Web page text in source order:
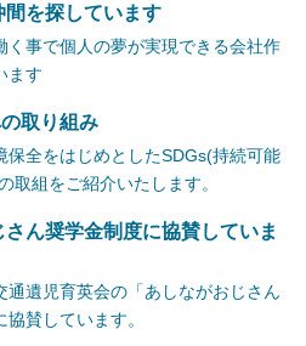
間を探しています
く事で個人の夢が実現できる会社作
ます
の取り組み
保全をはじめとしたSDGs(持続可能
取組をご紹介いたします。
さん奨学金制度に協賛していま
通遺児育英会の「あしながおじさん
賛しています。